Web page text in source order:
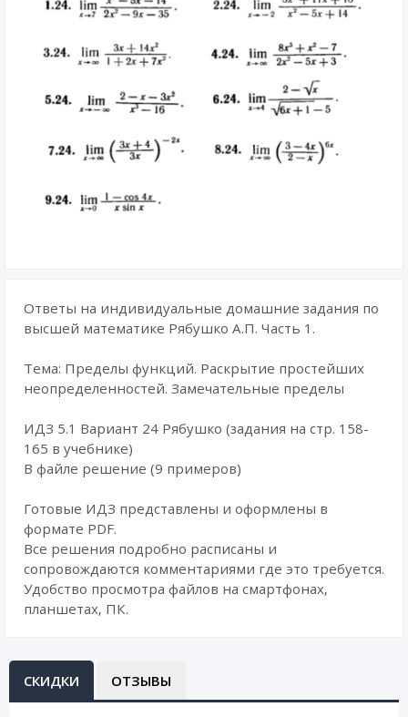
Ответы на индивидуальные домашние задания по
высшей математике Рябушко А.П. Часть 1.
Тема: Пределы функций. Раскрытие простейших
неопределенностей. Замечательные пределы
ИДЗ 5.1 Вариант 24 Рябушко (задания на стр. 158-
165 в учебнике)
В файле решение (9 примеров)
Готовые ИДЗ представлены и оформлены в
формате PDF.
Все решения подробно расписаны и
сопровождаются комментариями где это требуется.
Удобство просмотра файлов на смартфонах,
планшетах, ПК.
СКИДКИ ОТЗЫВЫ